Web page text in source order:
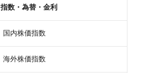
指数・為替・金利
国内株価指数
海外株価指数